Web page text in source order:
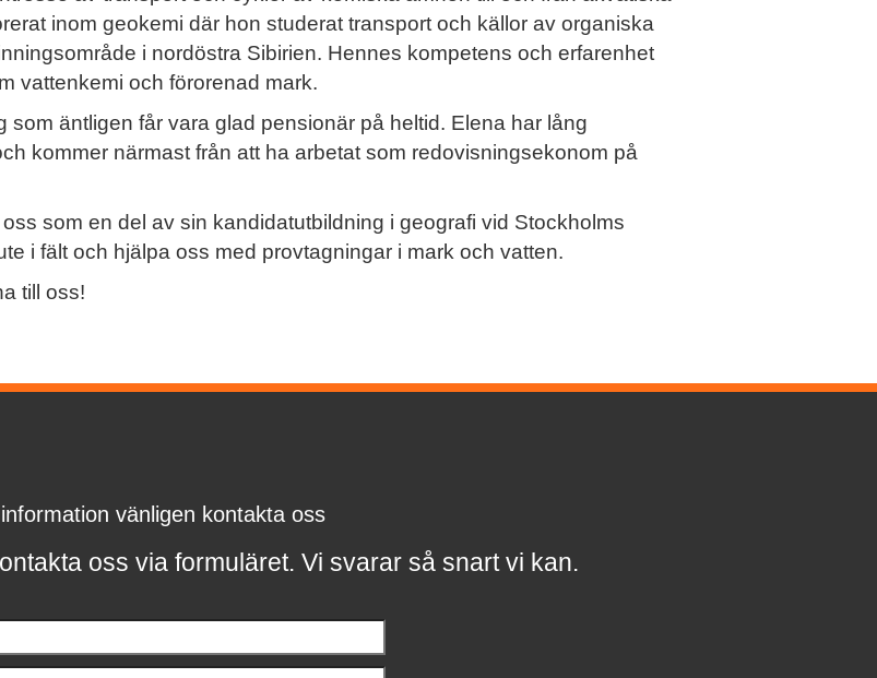
inom geokemi där hon studerat transport och källor av organiska
i nordöstra Sibirien. Hennes kompetens och erfarenhet
vattenkemi och förorenad mark.
äntligen får vara glad pensionär på heltid. Elena har lång
kommer närmast från att ha arbetat som redovisningsekonom på
som en del av sin kandidatutbildning i geografi vid Stockholms
i fält och hjälpa oss med provtagningar i mark och vatten.
till oss!
vänligen kontakta oss
oss via formuläret. Vi svararså snart vi kan.